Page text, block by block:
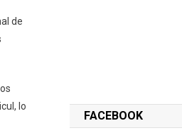
de
lo
FACEBOOK